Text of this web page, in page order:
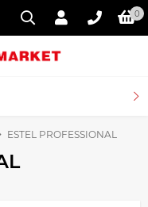
0
ESTEL PROFESSIONAL